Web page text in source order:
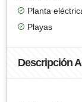
Planta
Playas
Descripción